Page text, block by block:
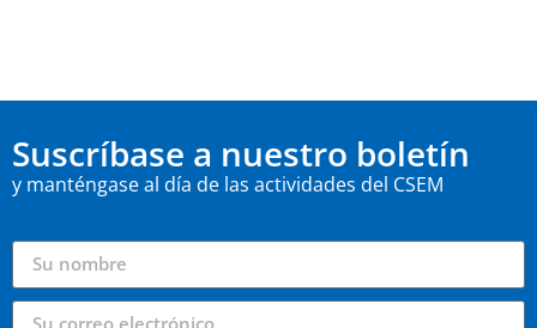
Suscríbase a nuestro boletín
y manténgase al día de las actividades del CSEM